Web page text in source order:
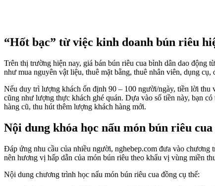
“Hốt bạc” từ việc kinh doanh bún riêu
Trên thị trường hiện nay, giá bán bún riêu cua bình dân dao động
như mua nguyên vật liệu, thuê mặt bằng, thuê nhân viên, dụng
Nếu duy trì lượng khách ổn định 90 – 100 người/ngày, tiền lời thu
cũng như lượng thực khách ghé quán. Dựa vào số tiền này, bạn
hàng cũ, thu hút thêm lượng khách hàng mới.
Nội dung khóa học nấu món bún riêu
Đáp ứng nhu cầu của nhiều người, nghebep.com đưa vào chương
nên hương vị hấp dẫn của món bún riêu theo khẩu vị vùng miền
Nội dung chương trình học nấu món bún riêu cua đồng cụ thể: